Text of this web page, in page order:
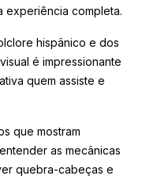
experiência completa.
hispânico e dos
é impressionante
quem assiste e
que mostram
as mecânicas
quebra-cabeças e